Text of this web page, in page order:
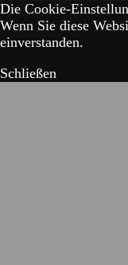
Die Cookie-
Wenn Sie diese
einverstanden.
Schließen